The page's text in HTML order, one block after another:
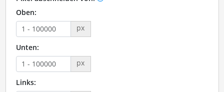
Oben:
px
Unten:
px
Links: